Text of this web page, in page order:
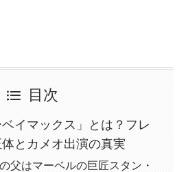
目次
ベイマックス」とは？フレ
とカメオ出演の真実
父はマーベルの巨匠スタン・